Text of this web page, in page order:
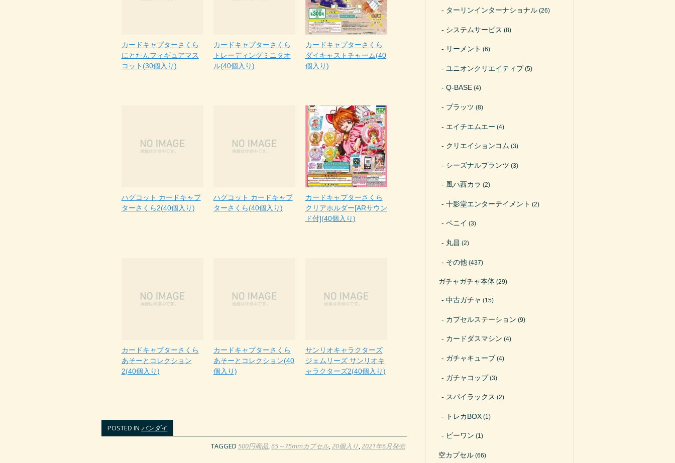
カードキャプターさくら
にとたんフィギュアマス
コット(30個入り)
カードキャプターさくら
トレーディングミニタオ
ル(40個入り)
カードキャプターさくら
ダイキャストチャーム(40
個入り)
ハグコット カードキャプ
ターさくら2(40個入り)
ハグコット カードキャプ
ターさくら(40個入り)
カードキャプターさくら
クリアホルダー[ARサウン
ド付](40個入り)
カードキャプターさくら
あそーとコレクション
2(40個入り)
カードキャプターさくら
あそーとコレクション(40
個入り)
サンリオキャラクターズ
ジェムリーズ サンリオキ
ャラクターズ2(40個入り)
POSTED INバンダイ
TAGGED 500円商品, 65～75mmカプセル,20個入り,2021年6月発売.
ターリンインターナショナル (26)
システムサービス (8)
リーメント (6)
ユニオンクリエイティブ (5)
Q-BASE (4)
プラッツ (8)
エイチエムエー (4)
クリエイションコム (3)
シーズナルプランツ (3)
風ハ西カラ (2)
十影堂エンターテイメント (2)
ペニイ (3)
丸昌 (2)
その他 (437)
ガチャガチャ本体 (29)
中古ガチャ (15)
カプセルステーション (9)
カードダスマシン (4)
ガチャキューブ (4)
ガチャコップ(3)
スパイラックス (2)
トレカBOX (1)
ビーワン (1)
空カプセル (66)